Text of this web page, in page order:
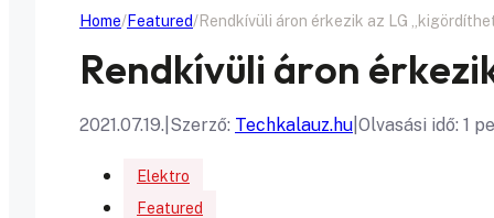
Home Featured Rendkívüli áron érkezik az LG
Rendkívüli áron
2021.07.19. Szerző: Techkalauz.hu Olvasási idő: 1
Elektro
Featured